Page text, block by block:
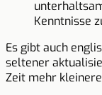
Kenntnisse
Es gibt auch
seltener
Zeit mehr